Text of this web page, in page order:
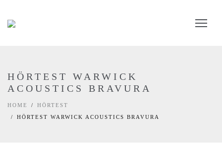
HÖRTEST WARWICK
ACOUSTICS BRAVURA
HOME
HÖRTEST
HÖRTEST WARWICK ACOUSTICS BRAVURA